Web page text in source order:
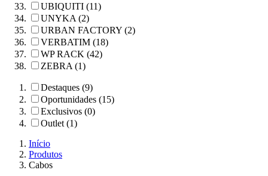
UBIQUITI (11)
UNYKA (2)
URBAN FACTORY (2)
VERBATIM (18)
WP RACK (42)
ZEBRA (1)
Destaques (9)
Oportunidades (15)
Exclusivos (0)
Outlet (1)
Início
Produtos
Cabos